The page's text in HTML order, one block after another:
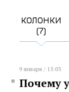
КОЛОНКИ
(7)
9 января / 15:03
Почему